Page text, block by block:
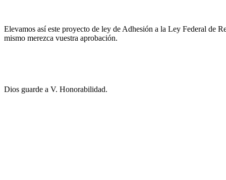
Elevamos así este proyecto de ley de Adhesión a la Ley Federal de
mismo merezca vuestra aprobación.
Dios guarde a V. Honorabilidad.